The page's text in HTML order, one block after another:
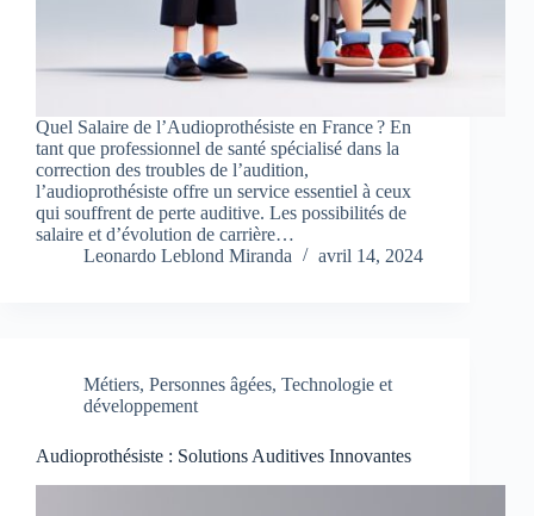
Quel Salaire de l’Audioprothésiste en France ? En
tant que professionnel de santé spécialisé dans la
correction des troubles de l’audition,
l’audioprothésiste offre un service essentiel à ceux
qui souffrent de perte auditive. Les possibilités de
salaire et d’évolution de carrière…
Leonardo Leblond Miranda
avril 14, 2024
Métiers, Personnes âgées, Technologie et
développement
Audioprothésiste : Solutions Auditives Innovantes